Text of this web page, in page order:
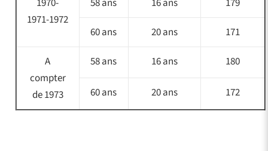
1970-
1971-1972
58 ans 16 ans 179
60 ans 20 ans 171
A
compter
de 1973
58 ans 16 ans 180
60 ans 20 ans 172